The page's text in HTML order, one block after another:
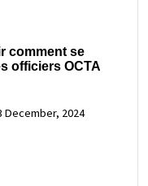
comment se
officiers OCTA
December, 2024